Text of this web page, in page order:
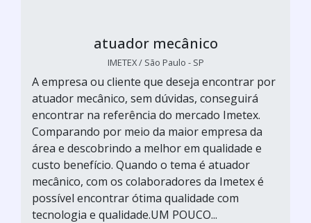
atuador mecânico
IMETEX / São Paulo - SP
A empresa ou cliente que deseja encontrar por
atuador mecânico, sem dúvidas, conseguirá
encontrar na referência do mercado Imetex.
Comparando por meio da maior empresa da
área e descobrindo a melhor em qualidade e
custo benefício. Quando o tema é atuador
mecânico, com os colaboradores da Imetex é
possível encontrar ótima qualidade com
tecnologia e qualidade.UM POUCO...